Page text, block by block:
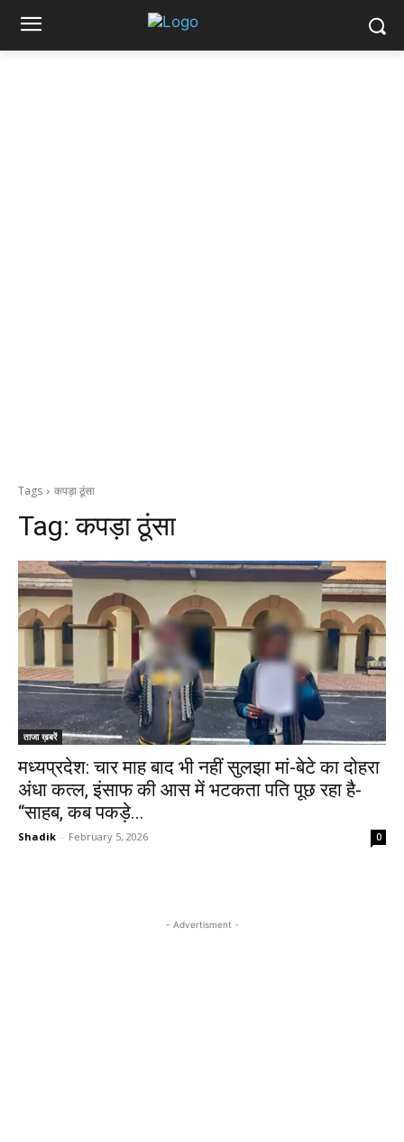
Tags कपड़ा ठूंसा
Tag:कपड़ा ठूंसा
ताजा ख़बरें
मध्यप्रदेश: चार माह बाद भी नहीं सुलझा मां-बेटे का दोहरा
अंधा कत्ल, इंसाफ की आस में भटकता पति पूछ रहा है-
“साहब, कब पकड़े...
Shadik - February 5, 2026 0
- Advertisment -